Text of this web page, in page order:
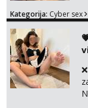
u
Kategorija: Cyber sex